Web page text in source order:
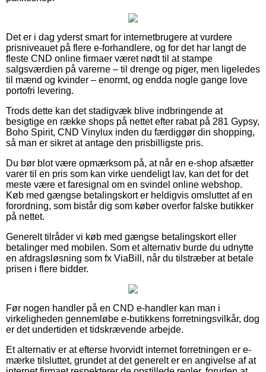
Det er i dag yderst smart for internetbrugere at vurdere
prisniveauet på flere e-forhandlere, og for det har langt de
fleste CND online firmaer været nødt til at stampe
salgsværdien på varerne – til drenge og piger, men ligeledes
til mænd og kvinder – enormt, og endda nogle gange love
portofri levering.
Trods dette kan det stadigvæk blive indbringende at
besigtige en række shops på nettet efter rabat på 281 Gypsy,
Boho Spirit, CND Vinylux inden du færdiggør din shopping,
så man er sikret at antage den prisbilligste pris.
Du bør blot være opmærksom på, at når en e-shop afsætter
varer til en pris som kan virke uendeligt lav, kan det for det
meste være et faresignal om en svindel online webshop.
Køb med gængse betalingskort er heldigvis omsluttet af en
forordning, som bistår dig som køber overfor falske butikker
på nettet.
Generelt tilråder vi køb med gængse betalingskort eller
betalinger med mobilen. Som et alternativ burde du udnytte
en afdragsløsning som fx ViaBill, når du tilstræber at betale
prisen i flere bidder.
Før nogen handler på en CND e-handler kan man i
virkeligheden gennemløbe e-butikkens forretningsvilkår, dog
er det undertiden et tidskrævende arbejde.
Et alternativ er at efterse hvorvidt internet forretningen er e-
mærke tilsluttet, grundet at det generelt er en angivelse af at